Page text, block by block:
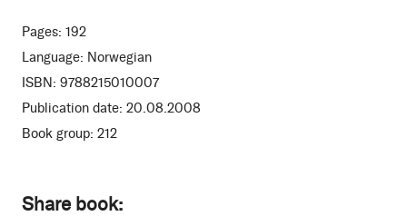
Share book:
Pages: 192
Language: Norwegian
ISBN: 9788215010007
Publication date: 20.08.2008
Book group: 212